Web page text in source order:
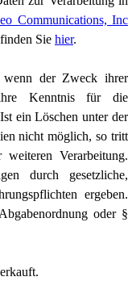
Communications, Inc
Sie hier.
wenn der Zweck ihrer
Kenntnis für die
ein Löschen unter der
nicht möglich, so tritt
Verarbeitung.
durch gesetzliche,
ergeben.
oder §